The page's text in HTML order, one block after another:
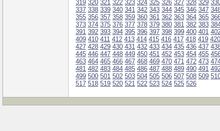
319 320 321 322 323 324 325 326 327 328 329
337 338 339 340 341 342 343 344 345 346 347
355 356 357 358 359 360 361 362 363 364 365
373 374 375 376 377 378 379 380 381 382 383
391 392 393 394 395 396 397 398 399 400 401
409 410 411 412 413 414 415 416 417 418 419 420
427 428 429 430 431 432 433 434 435 436 437
445 446 447 448 449 450 451 452 453 454 455
463 464 465 466 467 468 469 470 471 472 473
481 482 483 484 485 486 487 488 489 490 491
499 500 501 502 503 504 505 506 507 508 509
517 518 519 520 521 522 523 524 525 526